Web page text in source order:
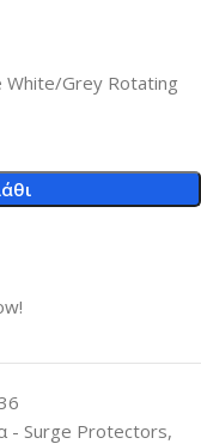
White/Grey Rotating
- Surge Protectors,